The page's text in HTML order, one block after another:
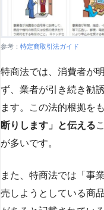
参考： 特定商取引法ガイド
特商法では、消費者が
ず、業者が引き続き勧
ます。この法的根拠をも
断りします」と伝える
が多いです​​。
また、特商法では「事
売しようとしている商